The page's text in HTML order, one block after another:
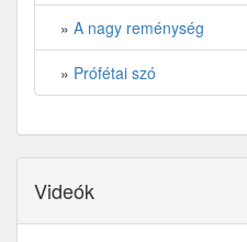
» A nagy reménység
» Prófétai szó
Videók